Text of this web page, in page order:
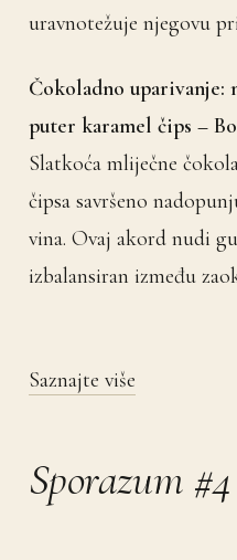
uravnotežuje njegovu
Čokoladno uparivanje:
puter karamel čips –
Slatkoća mliječne
čipsa savršeno
vina. Ovaj akord nudi
izbalansiran između
Saznajte više
Sporazum #4